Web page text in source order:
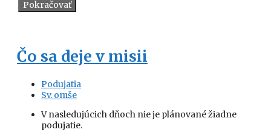
Čo sa deje v misii
Podujatia
Sv. omše
V nasledujúcich dňoch nie je plánované žiadne
podujatie.